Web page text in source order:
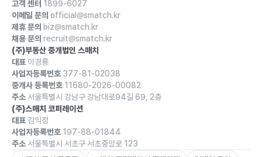
고객 센터 1899-6027
이메일 문의 official@smatch.kr
제휴 문의 biz@smatch.kr
채용 문의 recruit@smatch.kr
(주)부동산 중개법인 스매치
대표 이경룡
사업자등록번호 377-81-02038
중개사 등록번호 11680-2026-00082
주소 서울특별시 강남구 강남대로94길 69, 2층
(주)스매치 코퍼레이션
대표 김익정
사업자등록번호 197-88-01844
주소 서울특별시 서초구 서초중앙로 123